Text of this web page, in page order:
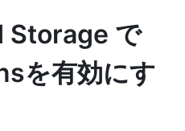
Storage で
を有効にす